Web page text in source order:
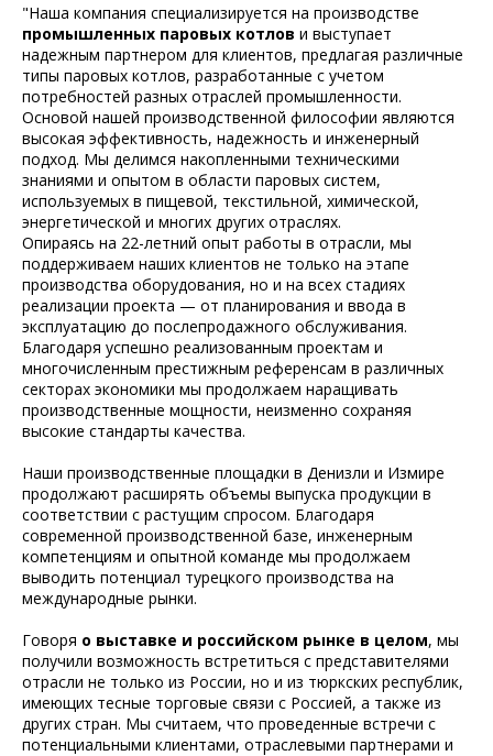
"Наша компания специализируется на производстве
промышленных паровых котлов и выступает
надежным партнером для клиентов, предлагая различные
типы паровых котлов, разработанные с учетом
потребностей разных отраслей промышленности.
Основой нашей производственной философии являются
высокая эффективность, надежность и инженерный
подход. Мы делимся накопленными техническими
знаниями и опытом в области паровых систем,
используемых в пищевой, текстильной, химической,
энергетической и многих других отраслях.
Опираясь на 22-летний опыт работы в отрасли, мы
поддерживаем наших клиентов не только на этапе
производства оборудования, но и на всех стадиях
реализации проекта — от планирования и ввода в
эксплуатацию до послепродажного обслуживания.
Благодаря успешно реализованным проектам и
многочисленным престижным референсам в различных
секторах экономики мы продолжаем наращивать
производственные мощности, неизменно сохраняя
высокие стандарты качества.
Наши производственные площадки в Денизли и Измире
продолжают расширять объемы выпуска продукции в
соответствии с растущим спросом. Благодаря
современной производственной базе, инженерным
компетенциям и опытной команде мы продолжаем
выводить потенциал турецкого производства на
международные рынки.
Говоря о выставке и российском рынке в целом, мы
получили возможность встретиться с представителями
отрасли не только из России, но и из тюркских республик,
имеющих тесные торговые связи с Россией, а также из
других стран. Мы считаем, что проведенные встречи с
потенциальными клиентами, отраслевыми партнерами и